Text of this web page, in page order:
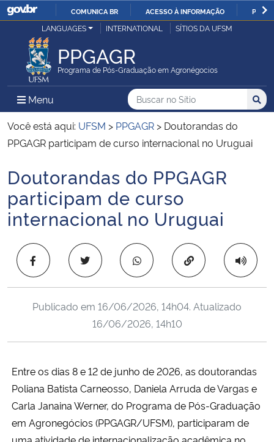
IR
COMUNICA BR ACESSO À INFORMAÇÃO
Ministério da Justiça e Segurança Pública
Ministério da Defesa
Ministério das Relações Exteriores
Ministério da Infraestrutura
Ministério da Agricultura, Pecuária e Abastecimento
Ministério da Educação
LANGUAGES INTERNATIONAL SÍTIOS DA UFSM
PPGAGR
Programa de Pós-Graduação em Agronégocios
Menu Menu Principal do Sítio
Busca
Buscar no no Sítio
Busca:
Você está aqui: UFSM > PPGAGR > Doutorandas do
PPGAGR participam de curso internacional no Uruguai
Início do conteúdo
Doutorandas do PPGAGR
participam de curso
internacional no Uruguai
Copiar para área
Publicado em 16/06/2026, 14h04. Atualizado
16/06/2026, 14h10
Entre os dias 8 e 12 de junho de 2026, as doutorandas
Poliana Batista Carneosso, Daniela Arruda de Vargas e
Carla Janaina Werner, do Programa de Pós-Graduação
em Agronegócios (PPGAGR/UFSM), participaram de
uma atividade de internacionalização acadêmica no